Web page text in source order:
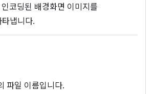
코딩된 배경화면 이미지를
냅니다.
파일 이름입니다.